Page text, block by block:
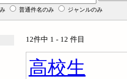
普通件名のみ ジャンルのみ
12件中 1 - 12 件目
高校生